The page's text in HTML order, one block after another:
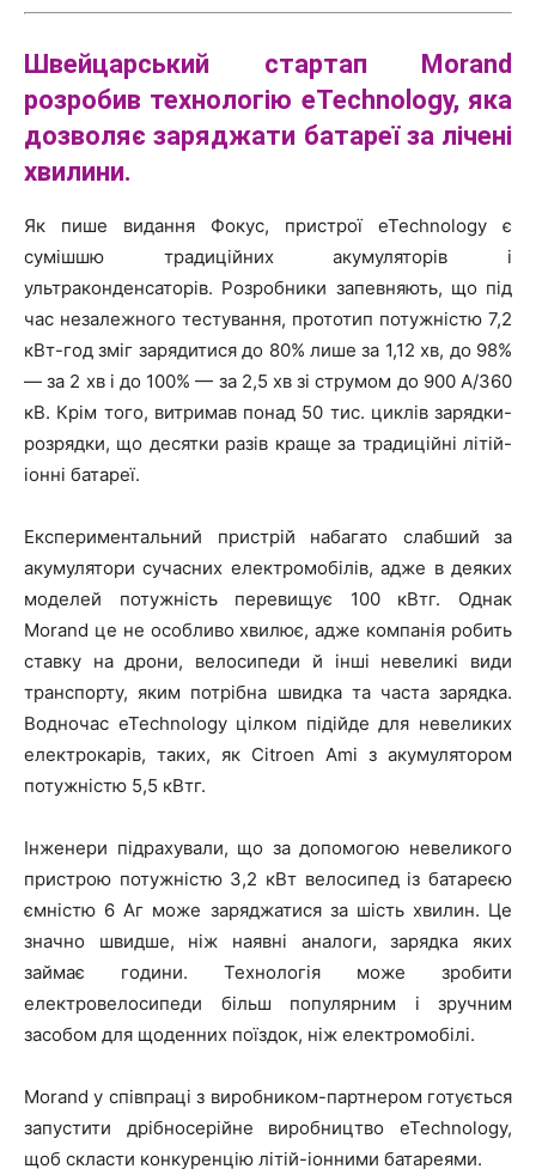
Швейцарський стартап Morand
розробив технологію eTechnology, яка
дозволяє заряджати батареї за лічені
хвилини.
Як пише видання Фокус, пристрої eTechnology є
сумішшю традиційних акумуляторів і
ультраконденсаторів. Розробники запевняють, що під
час незалежного тестування, прототип потужністю 7,2
кВт-год зміг зарядитися до 80% лише за 1,12 хв, до 98%
— за 2 хв і до 100% — за 2,5 хв зі струмом до 900 А/360
кВ. Крім того, витримав понад 50 тис. циклів зарядки-
розрядки, що десятки разів краще за традиційні літій-
іонні батареї.
Експериментальний пристрій набагато слабший за
акумулятори сучасних електромобілів, адже в деяких
моделей потужність перевищує 100 кВтг. Однак
Morand це не особливо хвилює, адже компанія робить
ставку на дрони, велосипеди й інші невеликі види
транспорту, яким потрібна швидка та часта зарядка.
Водночас eTechnology цілком підійде для невеликих
електрокарів, таких, як Citroen Ami з акумулятором
потужністю 5,5 кВтг.
Інженери підрахували, що за допомогою невеликого
пристрою потужністю 3,2 кВт велосипед із батареєю
ємністю 6 Аг може заряджатися за шість хвилин. Це
значно швидше, ніж наявні аналоги, зарядка яких
займає години. Технологія може зробити
електровелосипеди більш популярним і зручним
засобом для щоденних поїздок, ніж електромобілі.
Morand у співпраці з виробником-партнером готується
запустити дрібносерійне виробництво eTechnology,
щоб скласти конкуренцію літій-іонними батареями.